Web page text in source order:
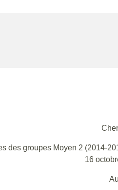
des groupes Moyen 2 (2014-
16